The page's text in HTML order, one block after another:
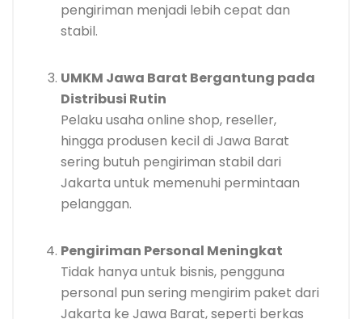
pengiriman menjadi lebih cepat dan
stabil.
UMKM Jawa Barat Bergantung pada
Distribusi Rutin
Pelaku usaha online shop, reseller,
hingga produsen kecil di Jawa Barat
sering butuh pengiriman stabil dari
Jakarta untuk memenuhi permintaan
pelanggan.
Pengiriman Personal Meningkat
Tidak hanya untuk bisnis, pengguna
personal pun sering mengirim paket dari
Jakarta ke Jawa Barat, seperti berkas